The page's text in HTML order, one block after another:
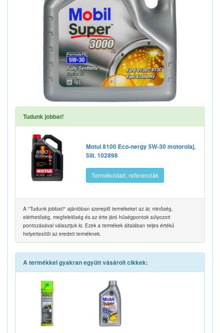
Tudunk jobbat!
Motul 8100 Eco-nergy 5W-30 motorolaj,
5lit. 102898
Termékoldall, referenciák
A "Tudunk jobbat!" ajánlóban szereplő termékeket az ár, minőség,
elérhetőség, megfelelőség és az érte járó hűségpontok súlyozott
pontozásával választjuk ki. Ezek a termékek általában teljes értékű
helyettesítői az eredeti terméknek.
A termékkel gyakran együtt vásárolt cikkek: